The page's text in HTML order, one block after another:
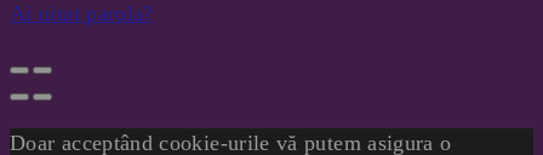
Ai uitat parola?
Doar acceptând cookie-urile vă putem asigura o